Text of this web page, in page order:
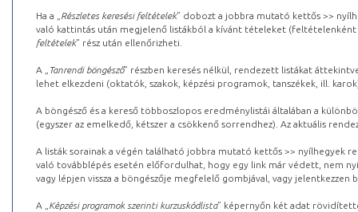
Ha a „ Részletes keresési feltételek” dobozt a jobbra mutató kettős >>
való kattintás után megjelenő listákból a kívánt tételeket (feltételenként
feltételek” rész után ellenőrizheti.
A „ Tanrendi böngésző” részben keresés nélkül, rendezett listákat
lehet elkezdeni (oktatók, szakok, képzési programok, tanszékek, ill.
A böngésző és a kereső többoszlopos eredménylistái általában a
(egyszer az emelkedő, kétszer a csökkenő sorrendhez). Az aktuális
A listák sorainak a végén található jobbra mutató kettős >> nyílhegyek
való továbblépés esetén előfordulhat, hogy egy link már védett, nem
vagy lépjen vissza a böngészője megfelelő gombjával, vagy
A „ Képzési programok szerinti kurzuskódlista” képernyőn két adat